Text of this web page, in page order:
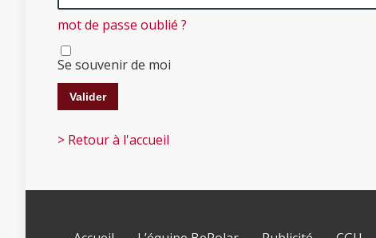
mot de passe oublié ?
Se souvenir de moi
> Retour à l'accueil